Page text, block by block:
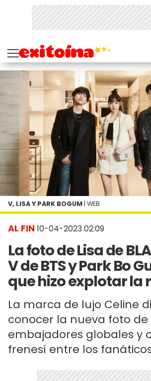
AL FIN 10-04-2023 02:09
La foto de Lisa de
V de BTS y Park Bo
que hizo explotar la
La marca de lujo Celine
conocer la nueva foto de
embajadores globales y
frenesí entre los
V, LISA Y PARK BOGUM | WEB